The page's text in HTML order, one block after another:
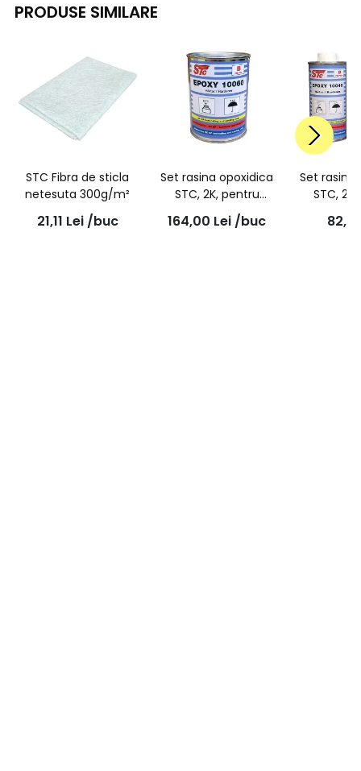
PRODUSE SIMILARE
STC Fibra de sticla
netesuta 300g/m²
21,11 Lei /buc
Set rasina opoxidica
STC, 2K, pentru
laminare si turnare,
A+B 1Kg - 10060
164,00 Lei /buc
Set rasina
STC,
-